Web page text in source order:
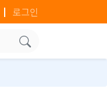
로그인